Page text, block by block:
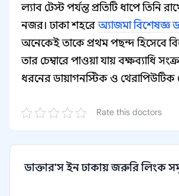
ল্যাব টেস্ট পর্যন্ত প্রতিটি ধাপে তিনি
নজর। ঢাকা শহরে অ্যাজমা বিশেষজ্ঞ
অনেকেই তাকে প্রথম পছন্দ হিসেবে
তার চেম্বারে পাওয়া যায় বক্ষব্যাধি
ধরনের ডায়াগনস্টিক ও থেরাপিউটিক
Rate this doctors
ডাক্তার'স ইন ঢাকায় জরুরি লিংক